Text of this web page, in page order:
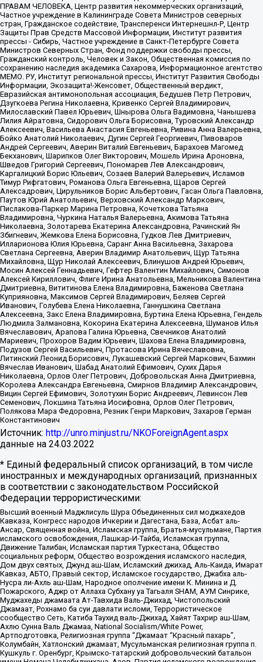
ПРАВАМ ЧЕЛОВЕКА, Центр развития некоммерческих организаций,
Частное учреждение в Калининграде Совета Министров северных
стран, Гражданское содействие, Трансперенси Интернешнл-Р, Центр
Защиты Прав Средств Массовой Информации, Институт развития
прессы - Сибирь, Частное учреждение в Санкт-Петербурге Совета
Министров Северных Стран, Фонд поддержки свободы прессы,
Гражданский контроль, Человек и Закон, Общественная комиссия по
сохранению наследия академика Сахарова, Информационное агентство
МЕМО. РУ, Институт региональной прессы, Институт Развития Свободы
Информации, Экозащита!-Женсовет, Общественный вердикт,
Евразийская антимонопольная ассоциация, Бедушев Петр Петрович,
Дзугкоева Регина Николаевна, Кривенко Сергей Владимирович,
Милославский Павел Юрьевич, Шнырова Ольга Вадимовна, Чанышева
Лилия Айратовна, Сидорович Ольга Борисовна, Туровский Александр
Алексеевич, Васильева Анастасия Евгеньевна, Ривина Анна Валерьевна,
Бойко Анатолий Николаевич, Дугин Сергей Георгиевич, Пивоваров
Андрей Сергеевич, Аверин Виталий Евгеньевич, Барахоев Магомед
Бекханович, Шарипков Олег Викторович, Мошель Ирина Ароновна,
Шведов Григорий Сергеевич, Пономарев Лев Александрович,
Каргалицкий Борис Юльевич, Созаев Валерий Валерьевич, Исламов
Тимур Рифгатович, Романова Ольга Евгеньевна, Щаров Сергей
Алексадрович, Цирульников Борис Альбертович, Гасан Ольга Павловна,
Паутов Юрий Анатольевич, Верховский Александр Маркович,
Пислакова-Паркер Марина Петровна, Кочеткова Татьяна
Владимировна, Чуркина Наталья Валерьевна, Акимова Татьяна
Николаевна, Золотарева Екатерина Александровна, Рачинский Ян
Збигневич, Жемкова Елена Борисовна, Гудков Лев Дмитриевич,
Илларионова Юлия Юрьевна, Саранг Анна Васильевна, Захарова
Светлана Сергеевна, Аверин Владимир Анатольевич, Щур Татьяна
Михайловна, Щур Николай Алексеевич, Блинушов Андрей Юрьевич,
Мосин Алексей Геннадьевич, Гефтер Валентин Михайлович, Симонов
Алексей Кириллович, Флиге Ирина Анатольевна, Мельникова Валентина
Дмитриевна, Вититинова Елена Владимировна, Баженова Светлана
Куприяновна, Максимов Сергей Владимирович, Беляев Сергей
Иванович, Голубева Елена Николаевна, Ганнушкина Светлана
Алексеевна, Закс Елена Владимировна, Буртина Елена Юрьевна, Гендель
Людмила Залмановна, Кокорина Екатерина Алексеевна, Шуманов Илья
Вячеславович, Арапова Галина Юрьевна, Свечников Анатолий
Мариевич, Прохоров Вадим Юрьевич, Шахова Елена Владимировна,
Подузов Сергей Васильевич, Протасова Ирина Вячеславовна,
Литинский Леонид Борисович, Лукашевский Сергей Маркович, Бахмин
Вячеслав Иванович, Шабад Анатолий Ефимович, Сухих Дарья
Николаевна, Орлов Олег Петрович, Добровольская Анна Дмитриевна,
Королева Александра Евгеньевна, Смирнов Владимир Александрович,
Вицин Сергей Ефимович, Золотухин Борис Андреевич, Левинсон Лев
Семенович, Локшина Татьяна Иосифовна, Орлов Олег Петрович,
Полякова Мара Федоровна, Резник Генри Маркович, Захаров Герман
Константинович
Источник: http://unro.minjust.ru/NKOForeignAgent.aspx
данные на 24.03.2022
* Единый федеральный список организаций, в том числе
иностранных и международных организаций, признанных
в соответствии с законодательством Российской
Федерации террористическими:
Высший военный Маджлисуль Шура Объединенных сил моджахедов
Кавказа, Конгресс народов Ичкерии и Дагестана, База, Асбат аль-
Ансар, Священная война, Исламская группа, Братья-мусульмане, Партия
исламского освобождения, Лашкар-И-Тайба, Исламская группа,
Движение Талибан, Исламская партия Туркестана, Общество
социальных реформ, Общество возрождения исламского наследия,
Дом двух святых, Джунд аш-Шам, Исламский джихад, Аль-Каида, Имарат
Кавказ, АБТО, Правый сектор, Исламское государство, Джабха аль-
Нусра ли-Ахль аш-Шам, Народное ополчение имени К. Минина и Д.
Пожарского, Аджр от Аллаха Субхану уа Тагьаля SHAM, АУМ Синрике,
Муджахеды джамаата Ат-Тавхида Валь-Джихад, Чистопольский
Джамаат, Рохнамо ба суи давлати исломи, Террористическое
сообщество Сеть, Катиба Таухид валь-Джихад, Хайят Тахрир аш-Шам,
Ахлю Сунна Валь Джамаа, National Socialism/White Power,
Артподготовка, Религиозная группа “Джамаат “Красный пахарь”,
Колумбайн, Хатлонский джамаат, Мусульманская религиозная группа п.
Кушкуль г. Оренбург, Крымско-татарский добровольческий батальон